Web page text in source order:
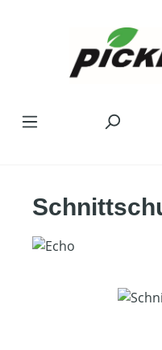
Bildergalerie